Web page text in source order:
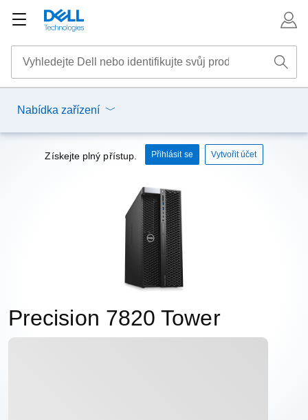
Nabídka zařízení
Získejte plný přístup. Přihlásit se Vytvořit účet
Precision 7820 Tower